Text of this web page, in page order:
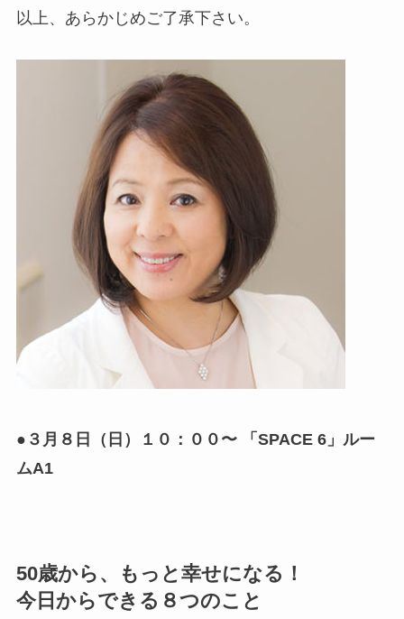
以上、あらかじめご了承下さい。
●３月８日（日）１０：００〜 「SPACE 6」ルー
ムA1
50歳から、もっと幸せになる！
今日からできる８つのこと